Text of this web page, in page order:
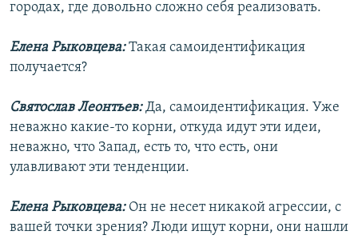
городах, где довольно сложно себя реализовать.
Елена Рыковцева:Такая самоидентификация
получается?
Святослав Леонтьев:Да, самоидентификация. Уже
неважно какие-то корни, откуда идут эти идеи,
неважно, что Запад, есть то, что есть, они
улавливают эти тенденции.
Елена Рыковцева:Он не несет никакой агрессии, с
вашей точки зрения? Люди ищут корни, они нашли